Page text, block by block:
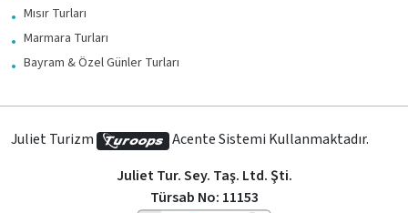
Mısır Turları
Marmara Turları
Bayram & Özel Günler Turları
Juliet Turizm
Acente Sistemi Kullanmaktadır.
Juliet Tur. Sey. Taş. Ltd. Şti.
Türsab No: 11153